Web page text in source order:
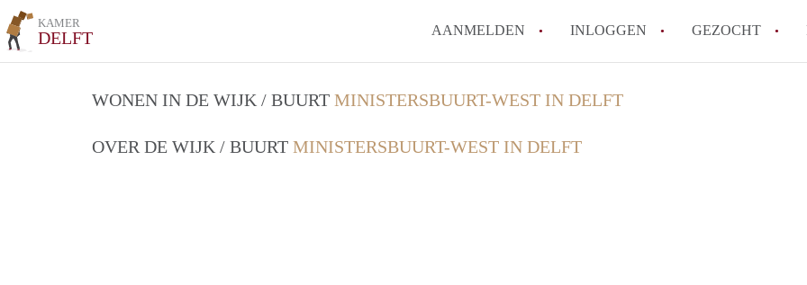
KAMER
DELFT AANMELDEN INLOGGEN GEZOCHT
WONEN IN DE WIJK / BUURT MINISTERSBUURT-WEST IN DELFT
OVER DE WIJK / BUURT MINISTERSBUURT-WEST IN DELFT